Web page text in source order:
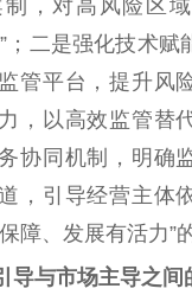
文明实践
先进典型
社会宣传
爱国主义教育
红色资源保护利
，对高风险区
；二是强化技术赋
管平台，提升风
，以高效监管替
协同机制，明确
，引导经营主体
障、发展有活力”
导与市场主导之间